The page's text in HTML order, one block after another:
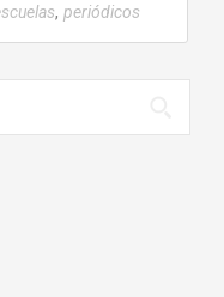
, periódicos